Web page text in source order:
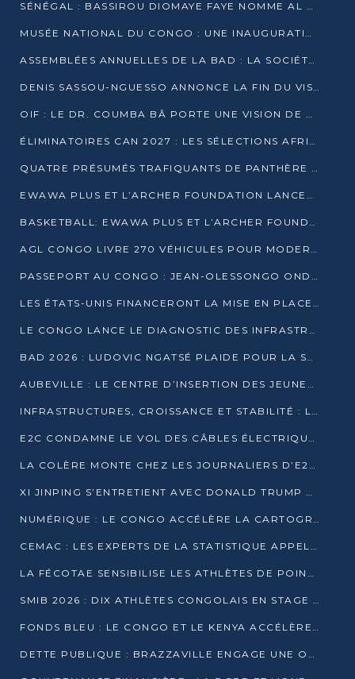
SÉNÉGAL : BASSIROU DIOMAYE FAYE NOMME AL AMINOU LÔ PREMIER MINISTRE
MUSÉE NATIONAL DU CONGO : UNE INAUGURATION PORTEUSE D’ESPOIR POUR LA CULTURE
ASSEMBLÉES ANNUELLES DE LA BAD : LA SOCIÉTÉ CIVILE CONGOLAISE À LA RECHERCHE DE PARTENAIRES POUR SES PROJETS
DENIS SASSOU-NGUESSO ANNONCE LA FIN DU VISA POUR LES AFRICAINS EN 2027
OIF : LE DR. COUMBA BÂ PORTE UNE VISION DE DIALOGUE, DE STABILITÉ ET DE RÉFORME À LA TÊTE
ÉLIMINATOIRES CAN 2027 : LES SÉLECTIONS AFRICAINES CONNAISSENT LEURS ADVERSAIRES
QUATRE PRÉSUMÉS TRAFIQUANTS DE PANTHÈRE ARRÊTÉS À EWO
EWAWA PLUS ET L’ARCHER FOUNDATION LANCENT UN CAMP DE BASKET POUR LES JEUNES À BRAZZAVILLE
BASKETBALL: EWAWA PLUS ET L’ARCHER FOUNDATION LANCENT UN CAMP POUR LES JEUNES
AGL CONGO LIVRE 270 VÉHICULES POUR MODERNISER LE TRANSPORT URBAIN
PASSEPORT AU CONGO : JEAN-OLESSONGO ONDAYE VEUT METTRE FIN AUX LENTEURS ADMINISTRATIVES
LES ÉTATS-UNIS FINANCERONT LA MISE EN PLACE DE JUSQU’À 50 CLINIQUES DE LUTTE CONTRE L’EBOLA
LE CONGO LANCE LE DIAGNOSTIC DES INFRASTRUCTURES SPORTIVES DU COMPLEXE DE KINTÉLÉ
BAD 2026 : LUDOVIC NGATSÉ PLAIDE POUR LA SOUVERAINETÉ FINANCIÈRE AFRICAINE
AUBEVILLE : LE CENTRE D’INSERTION DES JEUNES PRÊT À OUVRIR SES PORTES
INFRASTRUCTURES, CROISSANCE ET STABILITÉ : LA GUINÉE AFFÛTE SES AMBITIONS
E2C CONDAMNE LE VOL DES CÂBLES ÉLECTRIQUES APRÈS UNE VIDÉO VIRALE
LA COLÈRE MONTE CHEZ LES JOURNALIERS D’E2C QUI DÉNONCENT 20 ANS DE PRÉCARITÉ
XI JINPING S’ENTRETIENT AVEC DONALD TRUMP À BEIJING
NUMÉRIQUE : LE CONGO ACCÉLÈRE LA CARTOGRAPHIE DE SES INFRASTRUCTURES DIGITALES
CEMAC : LES EXPERTS DE LA STATISTIQUE APPELLENT À RENFORCER LA SÉCURISATION DES DONNÉES
LA FÉCOTAE SENSIBILISE LES ATHLÈTES DE POINTE-NOIRE À L’HYGIÈNE ALIMENTA
SMIB 2026 : DIX ATHLÈTES CONGOLAIS EN STAGE AU KENYA
FONDS BLEU : LE CONGO ET LE KENYA ACCÉLÈRENT LA MOBILISATION DES FINANCEMENTS
DETTE PUBLIQUE : BRAZZAVILLE ENGAGE UNE OPÉRATION DE RACHAT DE 575 MILLIONS DE DOLLARS